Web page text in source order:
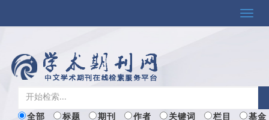
Toggle
全部 标题 期刊 作者 关键词 栏目 基金